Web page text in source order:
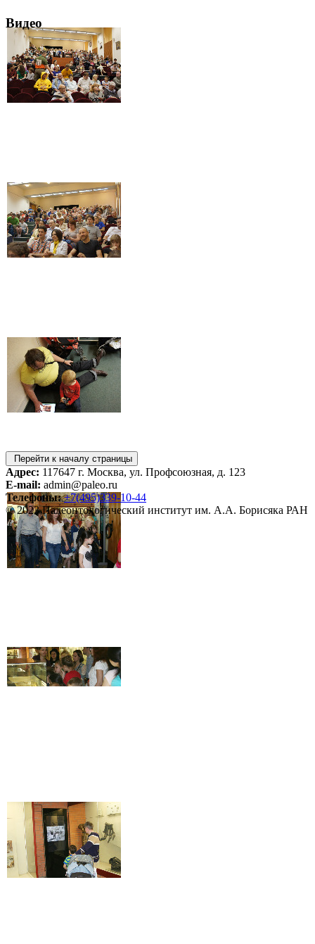
Видео
Перейти к началу страницы
Адрес: 117647 г. Москва, ул. Профсоюзная, д. 123
E-mail: admin@paleo.ru
Телефоны: +7(495)339-10-44
© 2023 Палеонтологический институт им. А.А. Борисяка РАН